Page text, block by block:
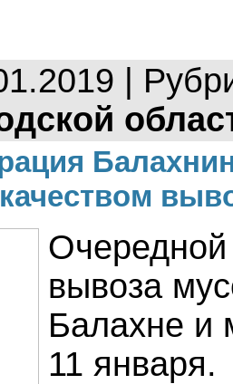
|
Очередной
вывоза
Балахне и
11 января.